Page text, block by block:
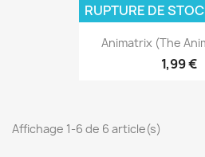
Animatrix (The
1,99 €
RUPTURE DE
Affichage 1-6 de 6 article(s)